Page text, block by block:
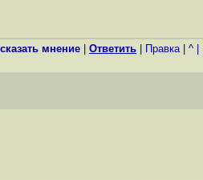
мнение Ответить Правка| ^